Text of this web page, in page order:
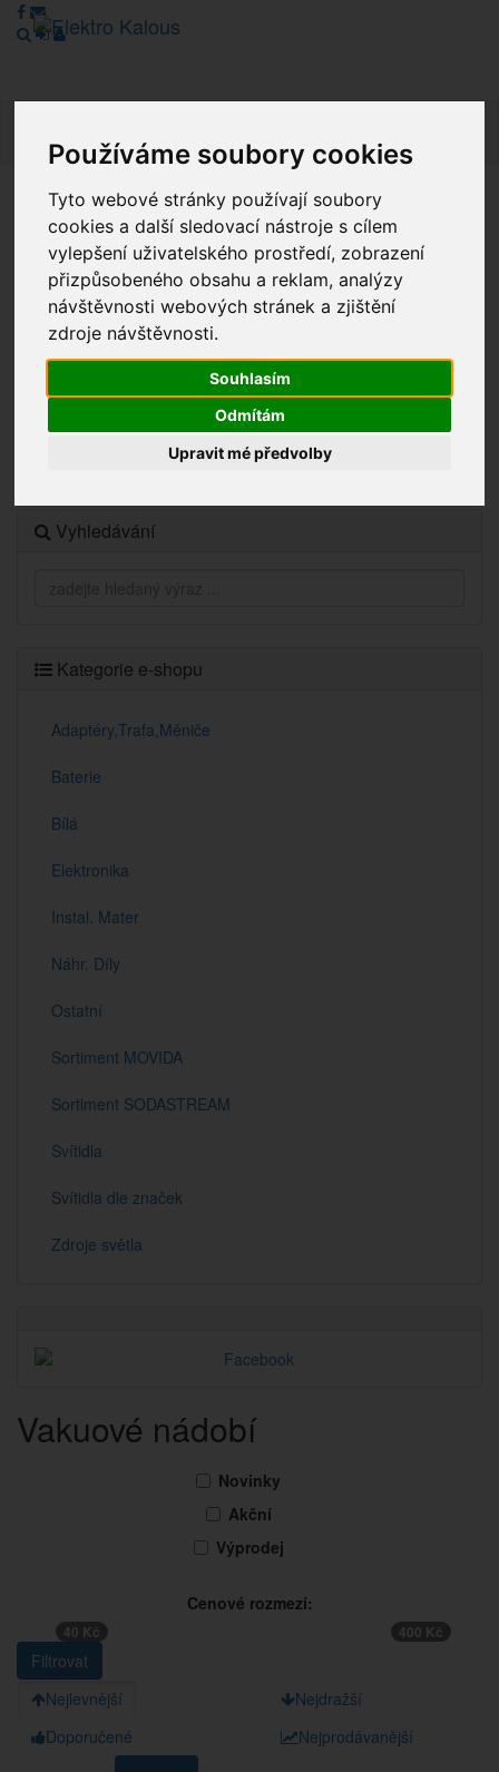
Používáme soubory cookies
Tyto webové stránky používají soubory
cookies a další sledovací nástroje s cílem
vylepšení uživatelského prostředí, zobrazení
přizpůsobeného obsahu a reklam, analýzy
návštěvnosti webových stránek a zjištění
zdroje návštěvnosti.
Souhlasím
Odmítám
Upravit mé předvolby
Vážení zákazníci, v tuto chvíli je Náš internetový obchod v
režimu Katalogu. Objednávky on-line nyní nelze vyřídit.
Děkujeme za pochopení.
Výprodej
Novinky
Vyhledávání
Kategorie e-shopu
Adaptéry,Trafa,Měniče
Baterie
Bílá
Elektronika
Instal. Mater
Náhr. Díly
Ostatní
Sortiment MOVIDA
Sortiment SODASTREAM
Svítidla
Svítidla dle značek
Zdroje světla
Vakuové nádobí
Novinky
Akční
Výprodej
Cenové rozmezí:
40 Kč 400 Kč
Nejlevnější
Nejdražší
Doporučené
Nejprodávanější